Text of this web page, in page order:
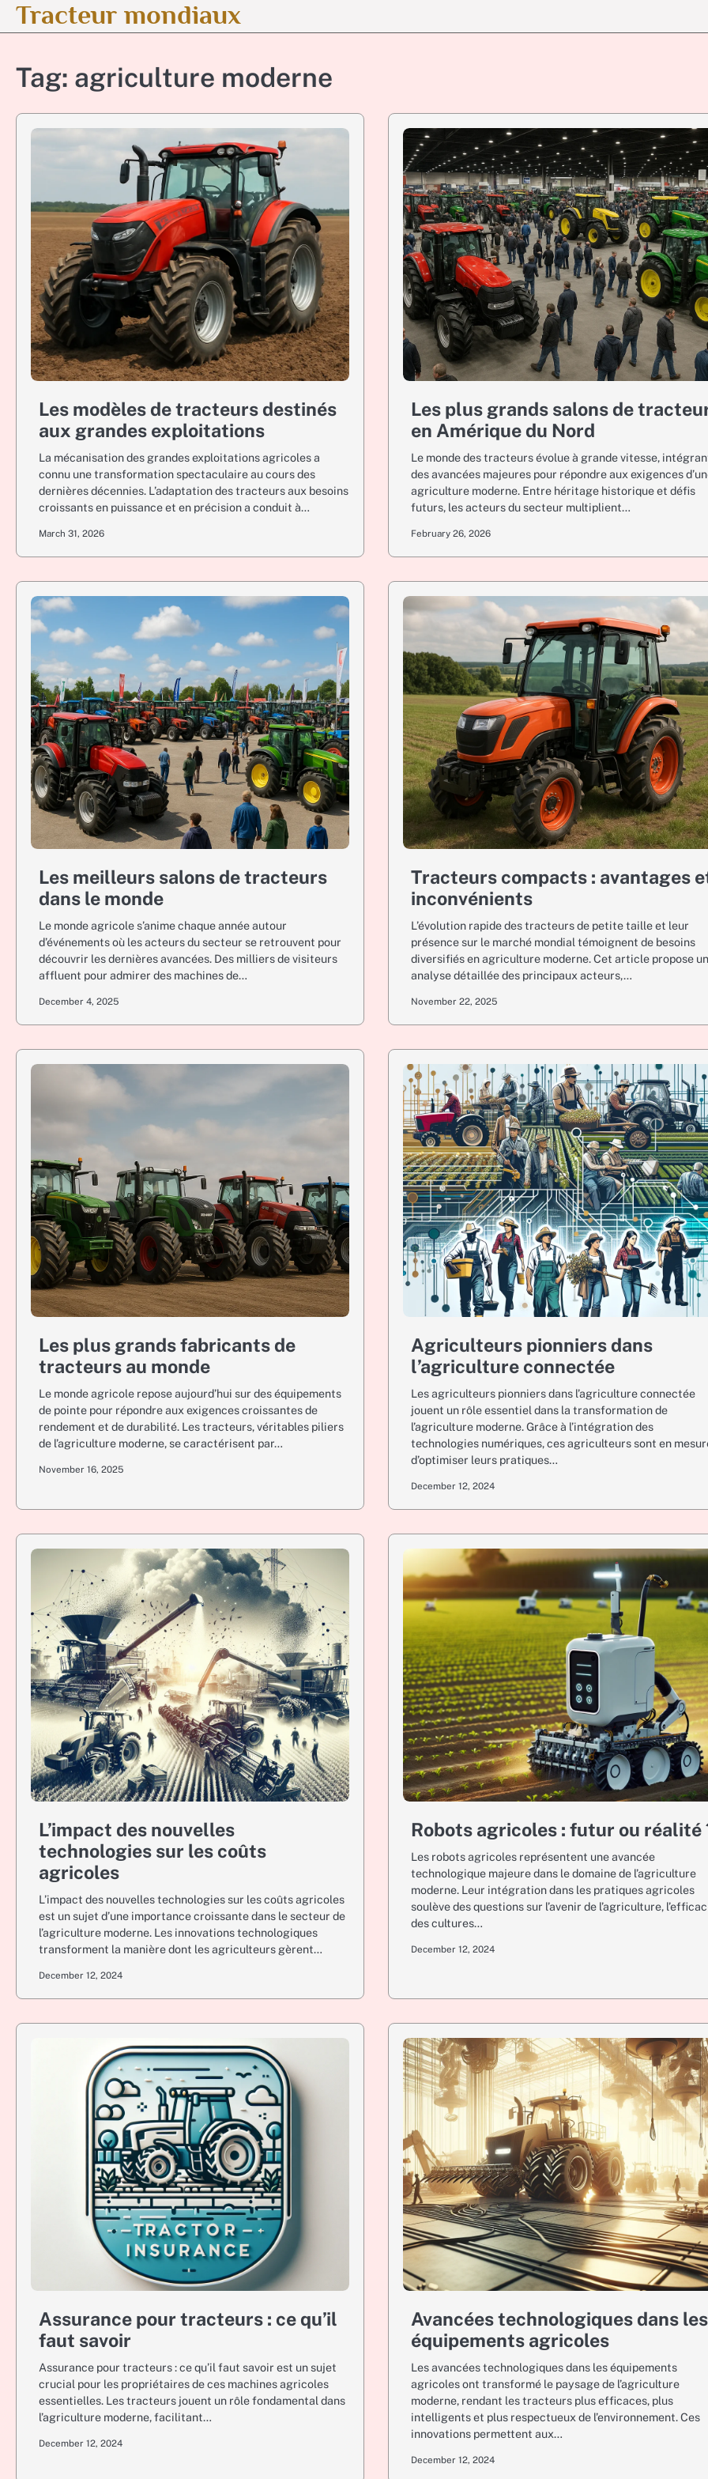
SkipTracteur mondiaux
Tag: agriculture moderne
Les modèles de tracteurs destinés
aux grandes exploitations
La mécanisation des grandes exploitations agricoles a
connu une transformation spectaculaire au cours des
dernières décennies. L’adaptation des tracteurs aux besoins
croissants en puissance et en précision a conduit à…
March 31, 2026
Les plus grands salons de
en Amérique du Nord
Le monde des tracteurs évolue à grande vitesse,
des avancées majeures pour répondre aux exigences
agriculture moderne. Entre héritage historique et défis
futurs, les acteurs du secteur multiplient…
February 26, 2026
Les meilleurs salons de tracteurs
dans le monde
Le monde agricole s’anime chaque année autour
d’événements où les acteurs du secteur se retrouvent pour
découvrir les dernières avancées. Des milliers de visiteurs
affluent pour admirer des machines de…
December 4, 2025
Tracteurs compacts : avantages
inconvénients
L’évolution rapide des tracteurs de petite taille et leur
présence sur le marché mondial témoignent de besoins
diversifiés en agriculture moderne. Cet article propose
analyse détaillée des principaux acteurs,…
November 22, 2025
Les plus grands fabricants de
tracteurs au monde
Le monde agricole repose aujourd’hui sur des équipements
de pointe pour répondre aux exigences croissantes de
rendement et de durabilité. Les tracteurs, véritables piliers
de l’agriculture moderne, se caractérisent par…
November 16, 2025
Agriculteurs pionniers dans
l’agriculture connectée
Les agriculteurs pionniers dans l’agriculture connectée
jouent un rôle essentiel dans la transformation de
l’agriculture moderne. Grâce à l’intégration des
technologies numériques, ces agriculteurs sont en
d’optimiser leurs pratiques…
December 12, 2024
L’impact des nouvelles
technologies sur les coûts
agricoles
L’impact des nouvelles technologies sur les coûts agricoles
est un sujet d’une importance croissante dans le secteur de
l’agriculture moderne. Les innovations technologiques
transforment la manière dont les agriculteurs gèrent…
December 12, 2024
Robots agricoles : futur ou réalité
Les robots agricoles représentent une avancée
technologique majeure dans le domaine de l’agriculture
moderne. Leur intégration dans les pratiques agricoles
soulève des questions sur l’avenir de l’agriculture,
des cultures…
December 12, 2024
Assurance pour tracteurs : ce qu’il
faut savoir
Assurance pour tracteurs : ce qu’il faut savoir est un sujet
crucial pour les propriétaires de ces machines agricoles
essentielles. Les tracteurs jouent un rôle fondamental dans
l’agriculture moderne, facilitant…
December 12, 2024
Avancées technologiques dans les
équipements agricoles
Les avancées technologiques dans les équipements
agricoles ont transformé le paysage de l’agriculture
moderne, rendant les tracteurs plus efficaces, plus
intelligents et plus respectueux de l’environnement. Ces
innovations permettent aux…
December 12, 2024